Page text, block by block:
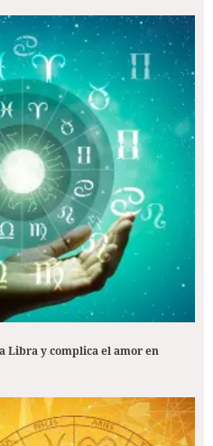
Libra y complica el amor en